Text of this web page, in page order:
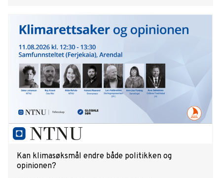
Kan klimasøksmål endre både politikken og
opinionen?